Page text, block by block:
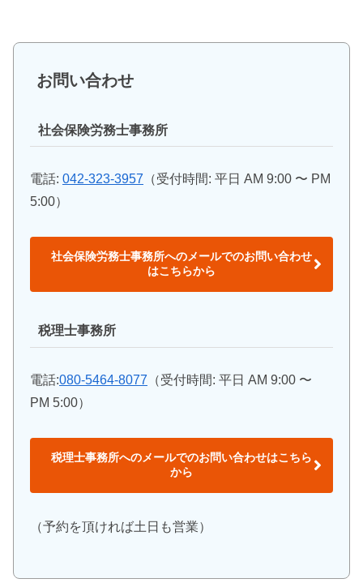
お問い合わせ
社会保険労務士事務所
電話: 042-323-3957 （受付時間: 平日 AM 9:00 〜 PM
5:00）
社会保険労務士事務所へのメールでのお問い合わせ
はこちらから
税理士事務所
電話:080-5464-8077 （受付時間: 平日 AM 9:00 〜
PM 5:00）
税理士事務所へのメールでのお問い合わせはこちら
から
（予約を頂ければ土日も営業）